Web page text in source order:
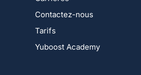
Contactez-nous
Tarifs
Yuboost Academy